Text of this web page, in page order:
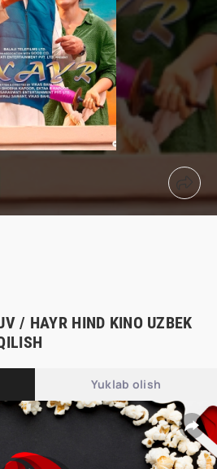
/ HAYR HIND KINO UZBEK
Yuklab olish